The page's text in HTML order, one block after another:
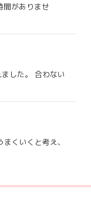
間がありませ
した。 合わない
くいくと考え、